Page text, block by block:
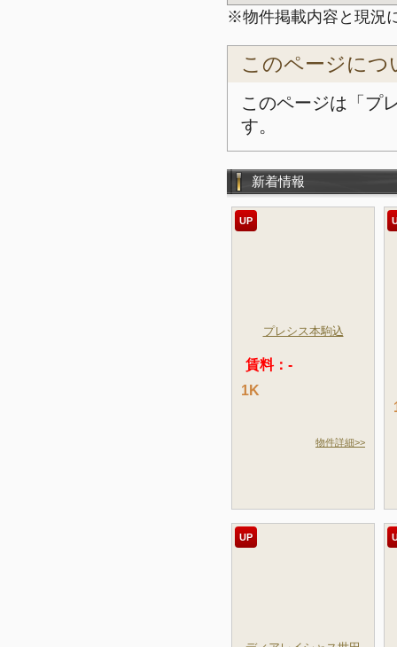
※物件掲載内容と現況
このページにつ
このページは「プ
す。
新着情報
UP
プレシス本駒込
賃料：-
1K
物件詳細>>
UP